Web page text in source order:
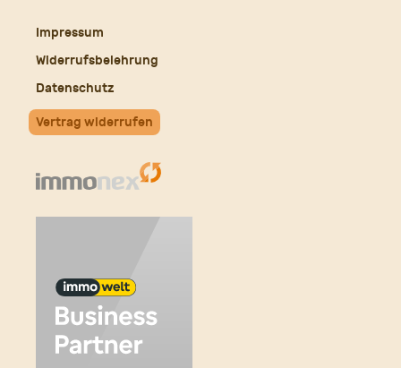
Impressum
Widerrufsbelehrung
Datenschutz
Vertrag widerrufen